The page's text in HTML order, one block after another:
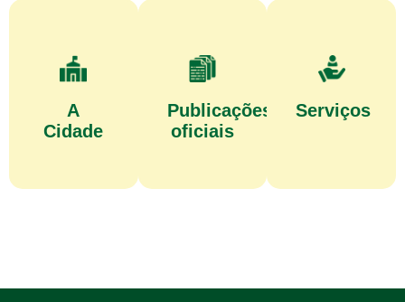
A
Cidade
Publicações
oficiais
Serviços